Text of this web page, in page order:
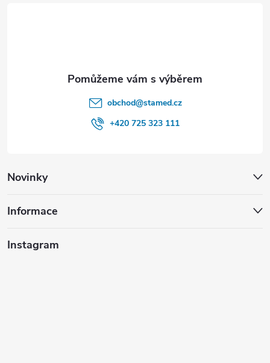
Novinky
Informace
Instagram
obchod@stamed.cz
+420 725 323 111